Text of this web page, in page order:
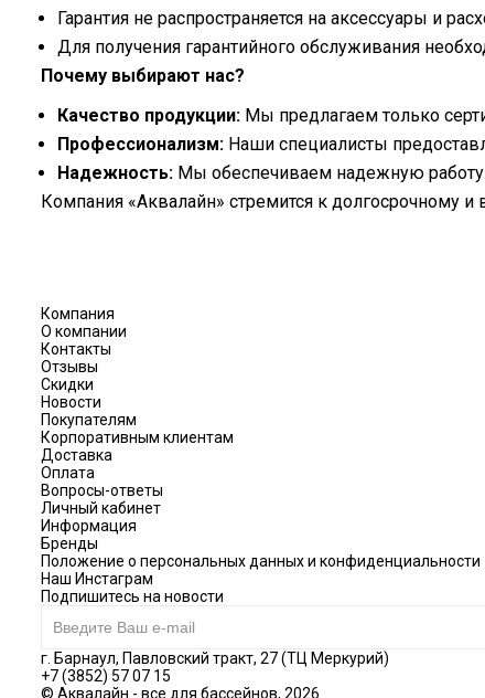
Гарантия не распространяется на аксессуары и
Для получения гарантийного обслуживания
Почему выбирают нас?
Качество продукции: Мы предлагаем только
Профессионализм: Наши специалисты
Надежность: Мы обеспечиваем надежную
Компания «Аквалайн» стремится к долгосрочному
Компания
О компании
Контакты
Отзывы
Скидки
Новости
Покупателям
Корпоративным клиентам
Доставка
Оплата
Вопросы-ответы
Личный кабинет
Информация
Бренды
Положение о персональных данных и конфиденциальности
Наш Инстаграм
Подпишитесь на новости
г. Барнаул, Павловский тракт, 27 (ТЦ Меркурий)
+7 (3852) 57 07 15
© Аквалайн - все для бассейнов, 2026